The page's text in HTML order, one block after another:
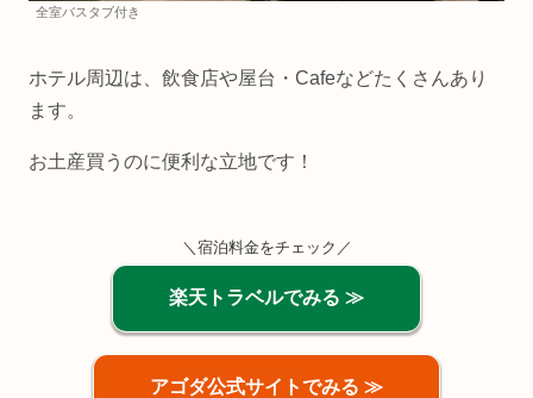
全室バスタブ付き
ホテル周辺は、飲食店や屋台・Cafeなどたくさんあり
ます。
お土産買うのに便利な立地です！
＼宿泊料金をチェック／
楽天トラベルでみる ≫
アゴダ公式サイトでみる ≫